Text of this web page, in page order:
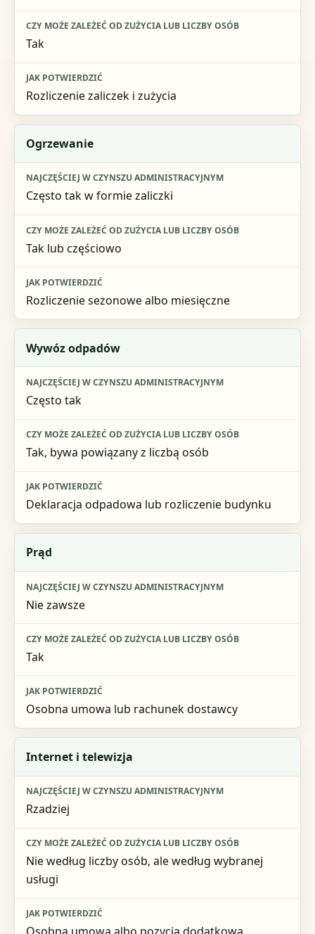
Tak
Rozliczenie zaliczek i zużycia
Ogrzewanie
Często tak w formie zaliczki
Tak lub częściowo
Rozliczenie sezonowe albo miesięczne
Wywóz odpadów
Często tak
Tak, bywa powiązany z liczbą osób
Deklaracja odpadowa lub rozliczenie budynku
Prąd
Nie zawsze
Tak
Osobna umowa lub rachunek dostawcy
Internet i telewizja
Rzadziej
Nie według liczby osób, ale według wybranej
usługi